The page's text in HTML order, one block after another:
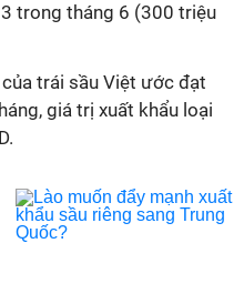
trong tháng 6 (300 triệu
trái sầu Việt ước đạt
giá trị xuất khẩu loại